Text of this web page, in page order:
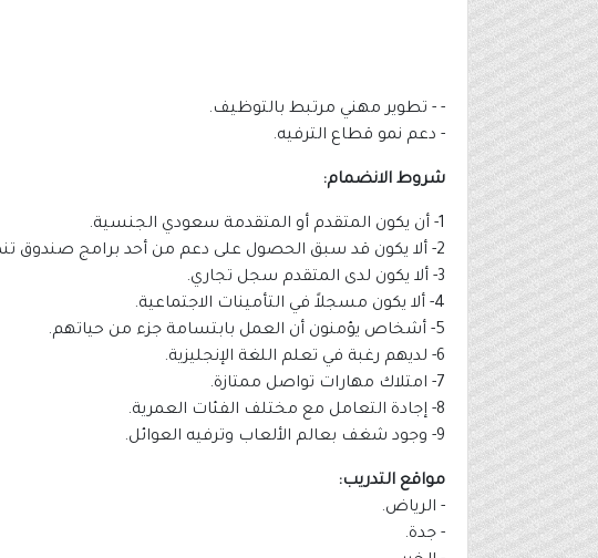
- - تطوير مهني مرتبط بالتوظيف.
- دعم نمو قطاع الترفيه.
شروط الانضمام:
1- أن يكون المتقدم أو المتقدمة سعودي الجنسية.
2- ألا يكون قد سبق الحصول على دعم من أحد برامج صندوق تنمية الموارد البشرية (هدف).
3- ألا يكون لدى المتقدم سجل تجاري.
4- ألا يكون مسجلاً في التأمينات الاجتماعية.
5- أشخاص يؤمنون أن العمل بابتسامة جزء من حياتهم.
6- لديهم رغبة في تعلم اللغة الإنجليزية.
7- امتلاك مهارات تواصل ممتازة.
8- إجادة التعامل مع مختلف الفئات العمرية.
9- وجود شغف بعالم الألعاب وترفيه العوائل.
مواقع التدريب:
- الرياض.
- جدة.